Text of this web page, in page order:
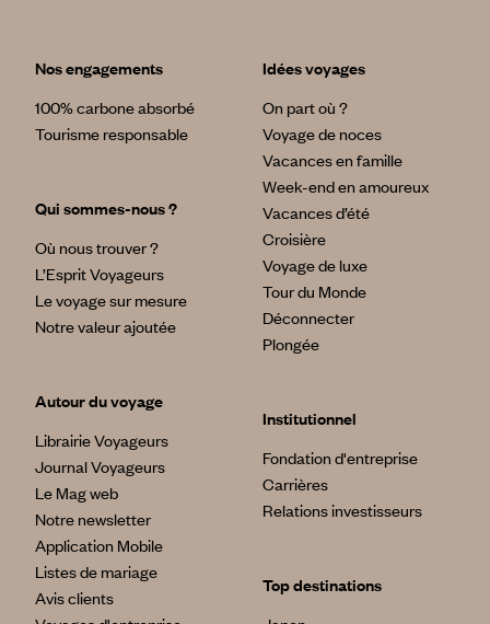
Nos engagements
100% carbone absorbé
Tourisme responsable
Qui sommes-nous ?
Où nous trouver ?
L’Esprit Voyageurs
Le voyage sur mesure
Notre valeur ajoutée
Autour du voyage
Librairie Voyageurs
Journal Voyageurs
Le Mag web
Notre newsletter
Application Mobile
Listes de mariage
Avis clients
Idées voyages
On part où ?
Voyage de noces
Vacances en famille
Week-end en amoureux
Vacances d’été
Croisière
Voyage de luxe
Tour du Monde
Déconnecter
Plongée
Institutionnel
Fondation d'entreprise
Carrières
Relations investisseurs
Top destinations